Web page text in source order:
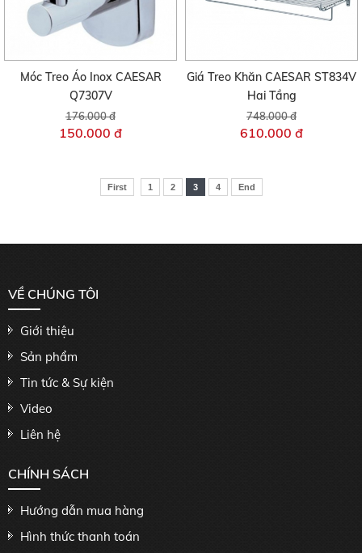
Móc Treo Áo Inox CAESAR
Q7307V
176.000 đ
150.000 đ
Giá Treo Khăn CAESAR ST834V
Hai Tầng
748.000 đ
610.000 đ
First 1 2 3 4 End
VỀ CHÚNG TÔI
Giới thiệu
Sản phẩm
Tin tức & Sự kiện
Video
Liên hệ
CHÍNH SÁCH
Hướng dẫn mua hàng
Hình thức thanh toán